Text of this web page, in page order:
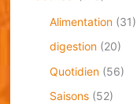
Alimentation(31)
digestion(20)
Quotidien(56)
Saisons(52)